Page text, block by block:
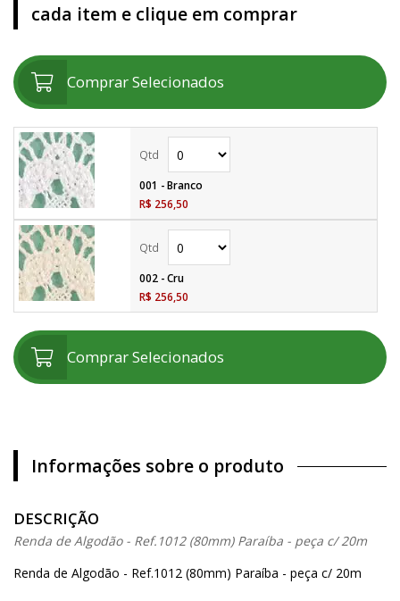
cada item e clique em comprar
Comprar Selecionados
001 - Branco
R$ 256,50
002 - Cru
R$ 256,50
Comprar Selecionados
Informações sobre o produto
DESCRIÇÃO
Renda de Algodão - Ref.1012 (80mm) Paraíba - peça c/ 20m
Renda de Algodão - Ref.1012 (80mm) Paraíba - peça c/ 20m